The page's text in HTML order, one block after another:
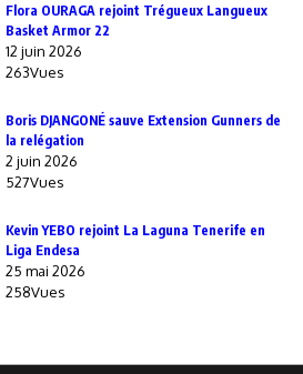
Flora OURAGA rejoint Trégueux Langueux
Basket Armor 22
12 juin 2026
263Vues
Boris DJANGONÉ sauve Extension Gunners de
la relégation
2 juin 2026
527Vues
Kevin YEBO rejoint La Laguna Tenerife en
Liga Endesa
25 mai 2026
258Vues